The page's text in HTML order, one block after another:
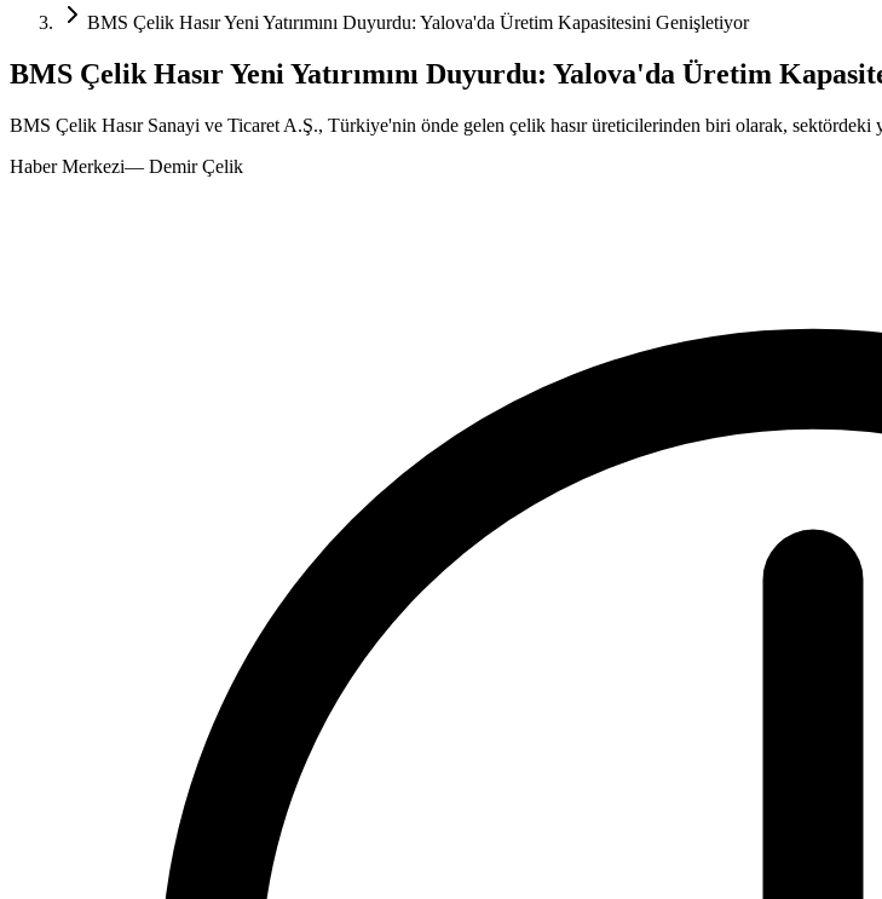
BMS Çelik Hasır Yeni Yatırımını Duyurdu: Yalova'da Üretim Kapasitesini Genişletiyor
BMS Çelik Hasır Yeni Yatırımını Duyurdu: Yalova'da Üretim
BMS Çelik Hasır Sanayi ve Ticaret A.Ş., Türkiye'nin önde gelen çelik hasır üreticilerinden biri olarak, sektördeki
Haber Merkezi— Demir Çelik